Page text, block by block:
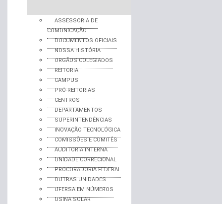
ASSESSORIA DE
COMUNICAÇÃO
DOCUMENTOS OFICIAIS
NOSSA HISTÓRIA
ORGÃOS COLEGIADOS
REITORIA
CAMPUS
PRÓ-REITORIAS
CENTROS
DEPARTAMENTOS
SUPERINTENDÊNCIAS
INOVAÇÃO TECNOLÓGICA
COMISSÕES E COMITÊS
AUDITORIA INTERNA
UNIDADE CORRECIONAL
PROCURADORIA FEDERAL
OUTRAS UNIDADES
UFERSA EM NÚMEROS
USINA SOLAR